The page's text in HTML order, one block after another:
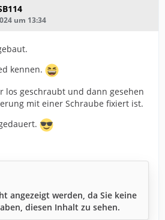
um 13:34
kennen.
los geschraubt und dann gesehen
mit einer Schraube fixiert ist.
angezeigt werden, da Sie keine
diesen Inhalt zu sehen.